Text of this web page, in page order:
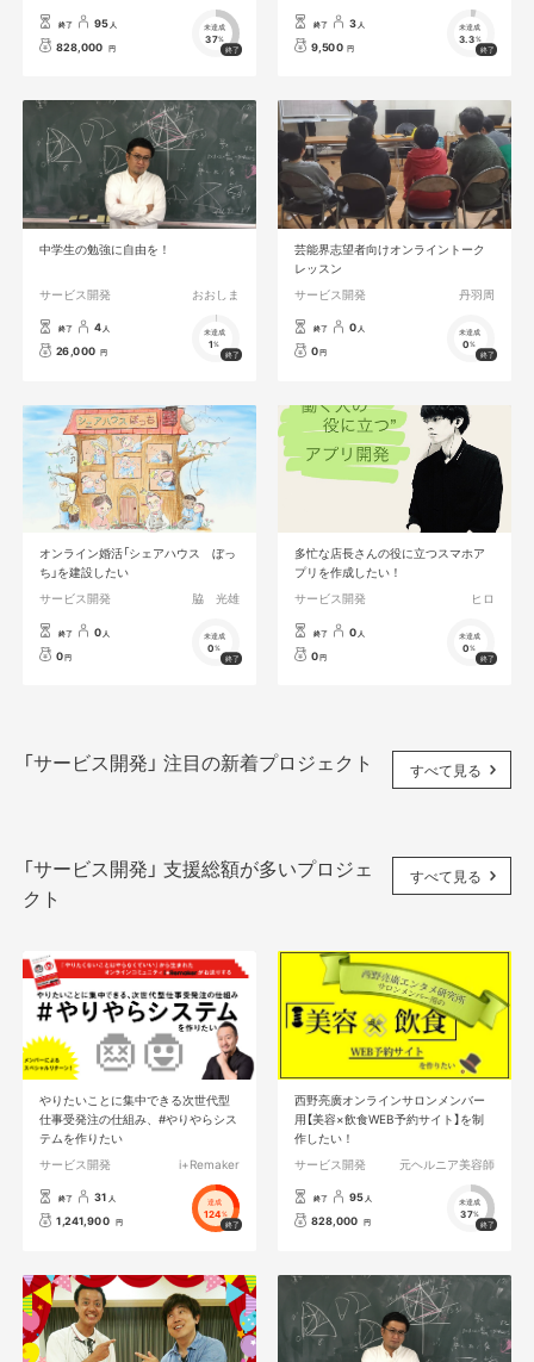
終了 95 人
828,000 円
未達成
37%
終了 3 人
9,500 円
未達成
3.3%
中学生の勉強に自由を！
サービス開発 おおしま
終了 4 人
26,000 円
未達成
1%
芸能界志望者向けオンライントーク
レッスン
サービス開発
丹羽周
終了 0 人
0円
未達成
0%
オンライン婚活「シェアハウス ぼっ
ち」を建設したい
サービス開発
脇 光雄
終了 0 人
0円
未達成
0%
多忙な店長さんの役に立つスマホア
プリを作成したい！
サービス開発
ヒロ
終了 0 人
0円
未達成
0%
「サービス開発」 注目の新着プロジェクト すべて見る
「サービス開発」 支援総額が多いプロジェ
クト
すべて見る
やりたいことに集中できる次世代型
仕事受発注の仕組み、#やりやらシス
テムを作りたい
サービス開発
i+Remaker
終了 31 人
1,241,900 円
達成
124%
西野亮廣オンラインサロンメンバー
用【美容×飲食WEB予約サイト】を制
作したい！
サービス開発
元ヘルニア美容師
終了 95 人
828,000 円
未達成
37%